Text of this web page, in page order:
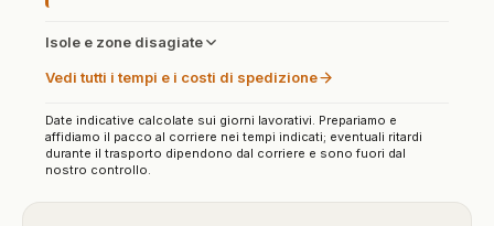
Isole e zone disagiate
Vedi tutti i tempi e i costi di spedizione
Date indicative calcolate sui giorni lavorativi. Prepariamo e
affidiamo il pacco al corriere nei tempi indicati; eventuali ritardi
durante il trasporto dipendono dal corriere e sono fuori dal
nostro controllo.